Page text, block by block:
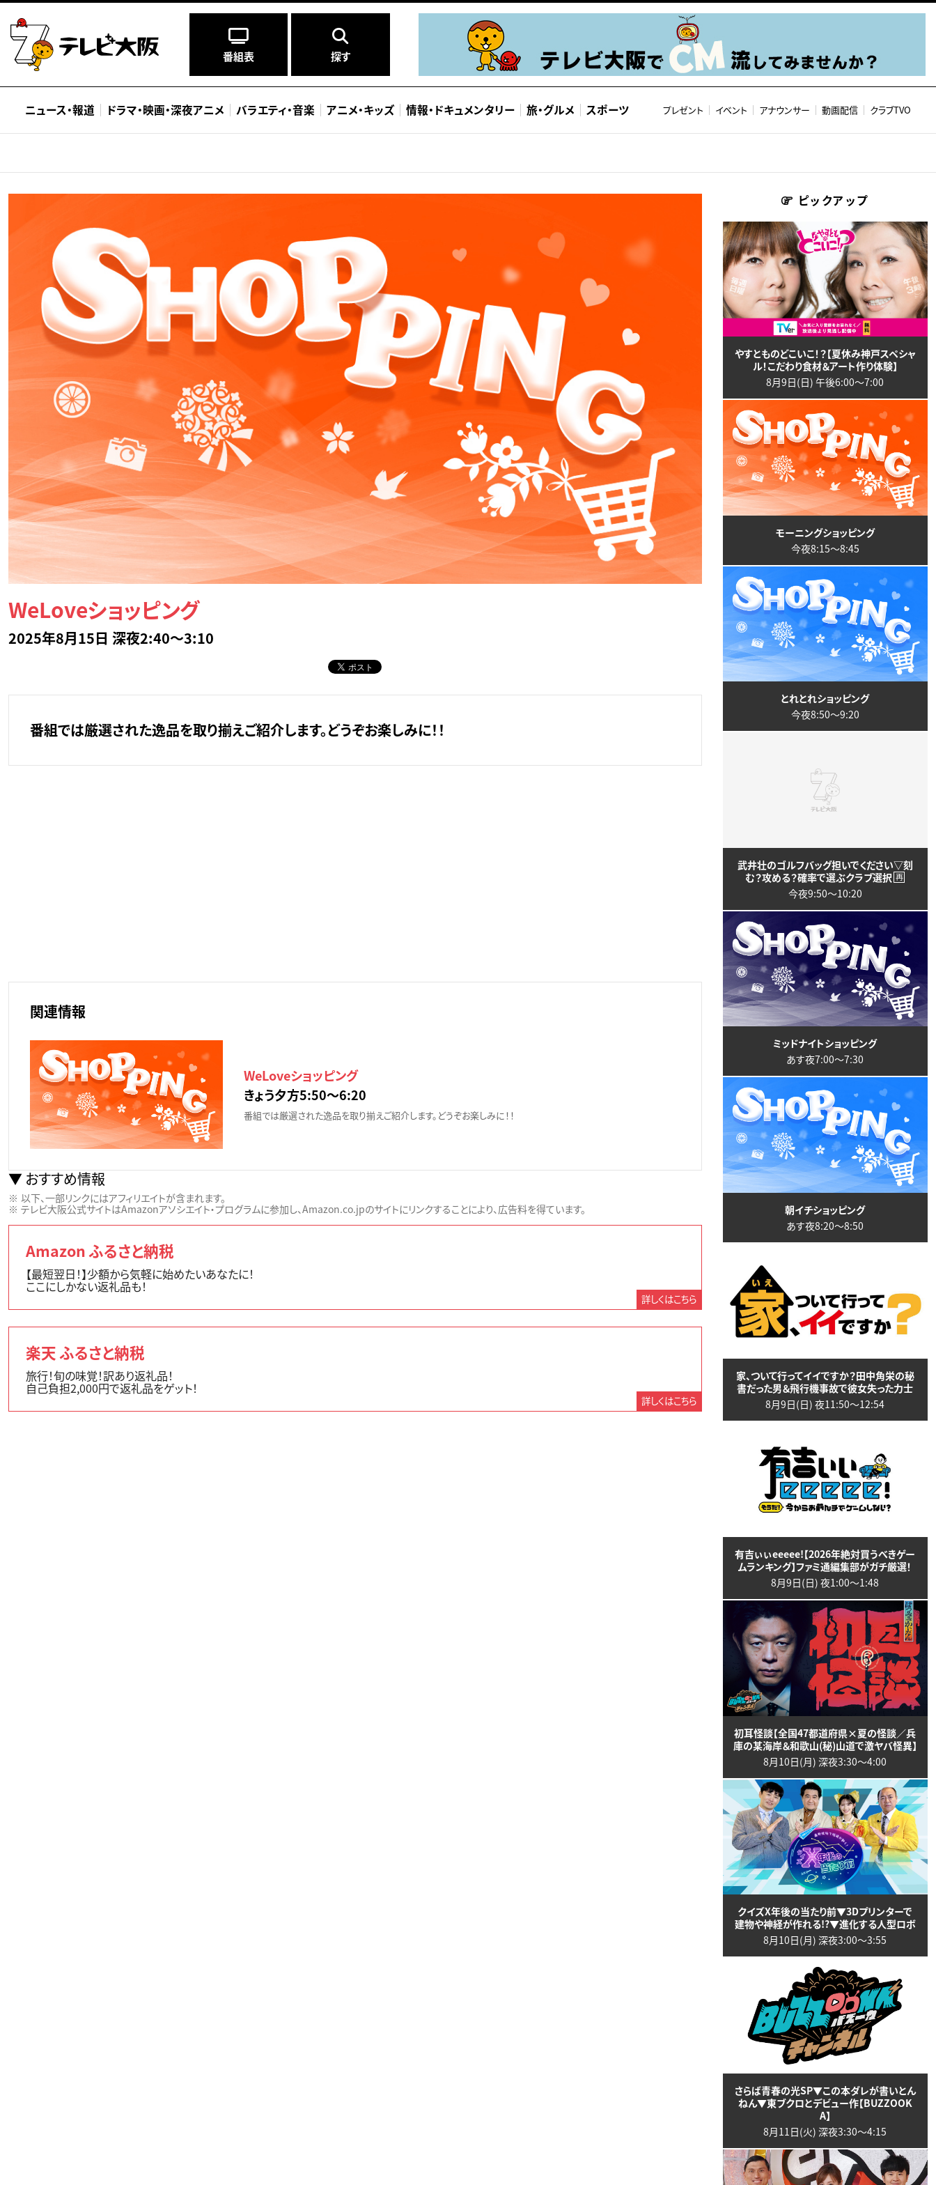
番組表 探す
ニュース・報道 ドラマ・映画・深夜アニメ バラエティ・音楽 アニメ・キッズ 情報・ ドキュメンタリー 旅・グルメ スポーツ プレゼント イベント アナウンサー 動画配信 クラブTVO
WeLoveショッピング
2025年8月15日 深夜2:40～3:10
番組では厳選された逸品を取り揃えご紹介します。どうぞお楽しみに！！
関連情報
WeLoveショッピング
きょう夕方5:50〜6:20
番組では厳選された逸品を取り揃えご紹介します。どうぞお楽しみに！！
おすすめ情報
以下、一部リンクにはアフィリエイトが含まれます。
テレビ大阪公式サイトはAmazonアソシエイト・プログラムに参加し、Amazon.co.jpのサイトにリンクすることにより、広告料を得ています。
Amazon ふるさと納税
【最短翌日！】少額から気軽に始めたいあなたに！
ここにしかない返礼品も！
詳しくはこちら
楽天 ふるさと納税
旅行！旬の味覚！訳あり返礼品！
自己負担2,000円で返礼品をゲット！
詳しくはこちら
ピックアップ
やすとものどこいこ！？【夏休み神戸スペシャ
ル！こだわり食材＆アート作り体験】
8月9日(日) 午後6:00〜7:00
モーニングショッピング
今夜8:15〜8:45
とれとれショッピング
今夜8:50〜9:20
武井壮のゴルフバッグ担いでください▽刻
む？攻める？確率で選ぶクラブ選択 再
今夜9:50〜10:20
ミッドナイトショッピング
あす夜7:00〜7:30
朝イチショッピング
あす夜8:20〜8:50
家、ついて行ってイイですか？田中角栄の秘
書だった男＆飛行機事故で彼女失った力士
8月9日(日) 夜11:50〜12:54
有吉ぃぃeeeee!【2026年絶対買うべきゲー
ムランキング】ファミ通編集部がガチ厳選！
8月9日(日) 夜1:00〜1:48
初耳怪談【全国47都道府県×夏の怪談／兵
庫の某海岸＆和歌山(秘)山道で激ヤバ怪異】
8月10日(月) 深夜3:30〜4:00
クイズX年後の当たり前▼3Dプリンターで
建物や神経が作れる!?▼進化する人型ロボ
8月10日(月) 深夜3:00〜3:55
さらば青春の光SP▼この本ダレが書いとん
ねん▼東ブクロとデビュー作【BUZZOOK
A】
8月11日(火) 深夜3:30〜4:15